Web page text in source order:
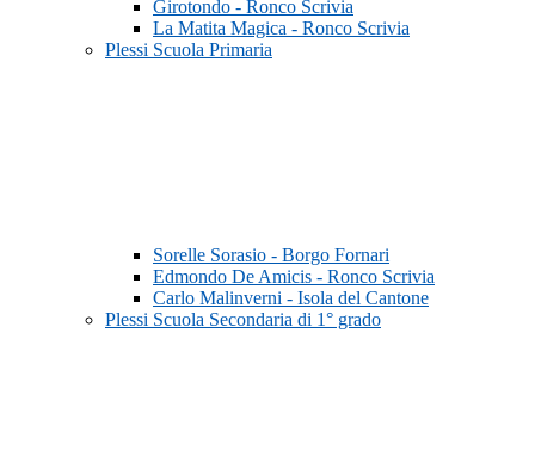
Girotondo - Ronco Scrivia
La Matita Magica - Ronco Scrivia
Plessi Scuola Primaria
Sorelle Sorasio - Borgo Fornari
Edmondo De Amicis - Ronco Scrivia
Carlo Malinverni - Isola del Cantone
Plessi Scuola Secondaria di 1° grado